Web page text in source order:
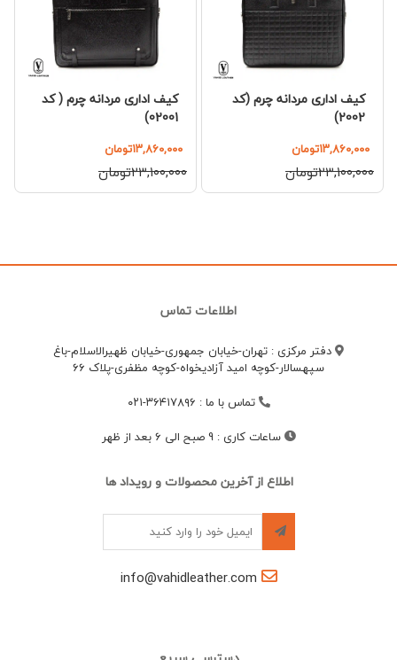
کیف اداری مردانه چرم (کد
2002)
۱۳,۸۶۰,۰۰۰تومان
۲۳,۱۰۰,۰۰۰تومان
کیف اداری مردانه چرم ( کد
02001)
۱۳,۸۶۰,۰۰۰تومان
۲۳,۱۰۰,۰۰۰تومان
اطلاعات تماس
دفتر مرکزی : تهران-خیابان جمهوری-خیابان ظهیرالاسلام-باغ
سپهسالار-کوچه امید آزادیخواه-کوچه مظفری-پلاک 66
تماس با ما : ۳۶۴۱۷۸۹۶-۰۲۱
ساعات کاری : 9 صبح الی 6 بعد از ظهر
اطلاع از آخرین محصولات و رویداد ها
info@vahidleather.com